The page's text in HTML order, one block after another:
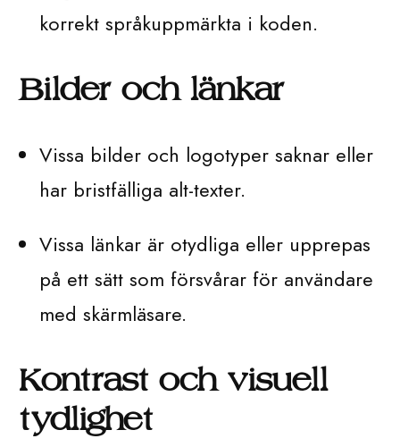
korrekt språkuppmärkta i koden.
Bilder och länkar
Vissa bilder och logotyper saknar eller
har bristfälliga alt-texter.
Vissa länkar är otydliga eller upprepas
på ett sätt som försvårar för användare
med skärmläsare.
Kontrast och visuell
tydlighet